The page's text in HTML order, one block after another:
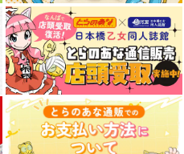
プル
細 作品詳細